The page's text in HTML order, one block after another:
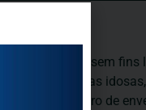
Social sem fins
e às pessoas
num quadro de